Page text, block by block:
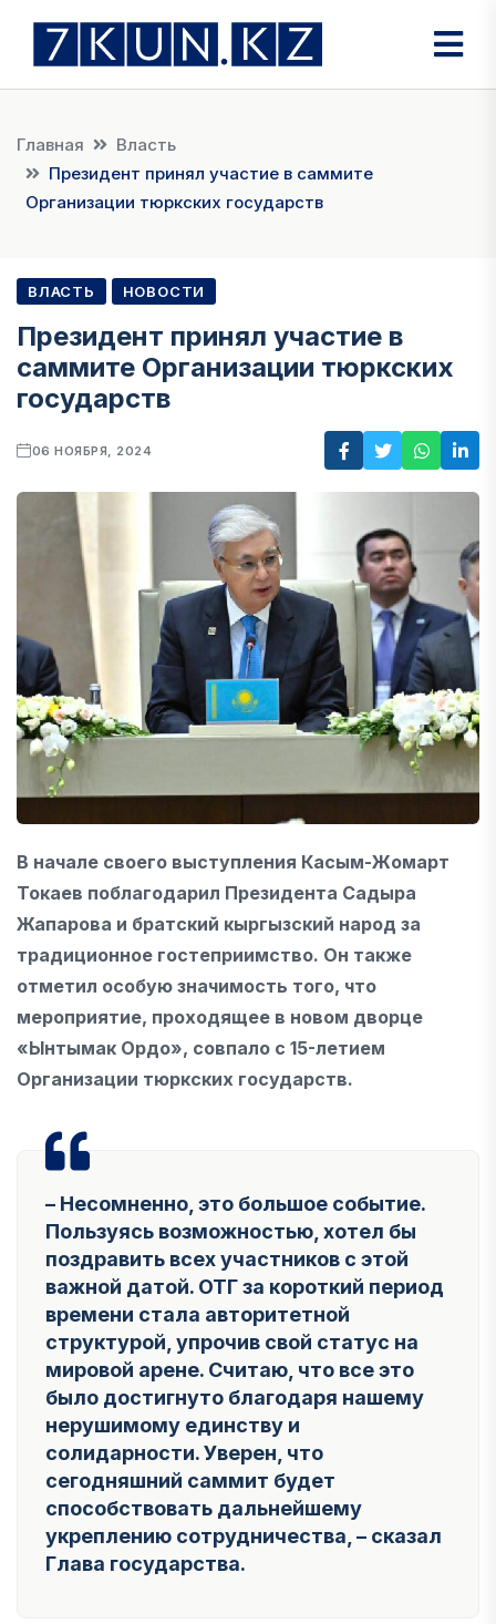
Главная
Власть
Президент принял участие в саммите
Организации тюркских государств
ВЛАСТЬ НОВОСТИ
Президент принял участие в
саммите Организации тюркских
государств
06 НОЯБРЯ, 2024
В начале своего выступления Касым-Жомарт
Токаев поблагодарил Президента Садыра
Жапарова и братский кыргызский народ за
традиционное гостеприимство. Он также
отметил особую значимость того, что
мероприятие, проходящее в новом дворце
«Ынтымак Ордо», совпало с 15-летием
Организации тюркских государств.
– Несомненно, это большое событие.
Пользуясь возможностью, хотел бы
поздравить всех участников с этой
важной датой. ОТГ за короткий период
времени стала авторитетной
структурой, упрочив свой статус на
мировой арене. Считаю, что все это
было достигнуто благодаря нашему
нерушимому единству и
солидарности. Уверен, что
сегодняшний саммит будет
способствовать дальнейшему
укреплению сотрудничества, – сказал
Глава государства.